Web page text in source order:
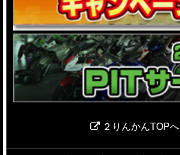
２りんかんTOPへ